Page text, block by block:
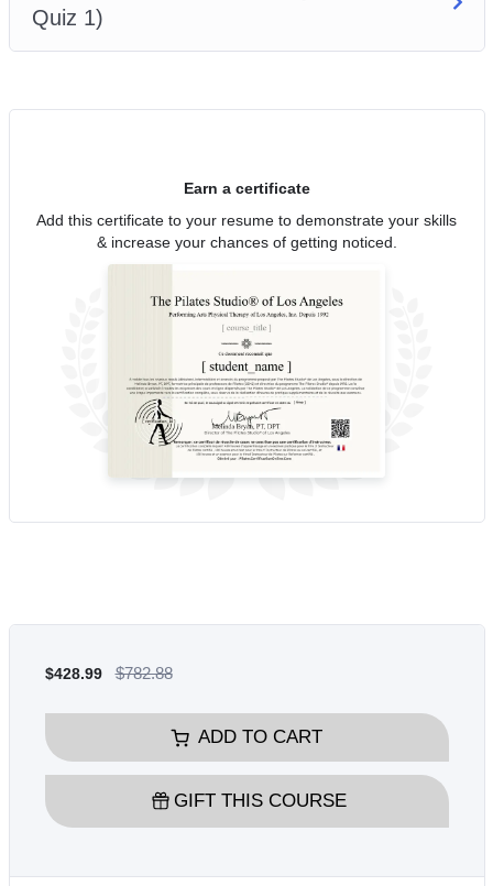
Quiz 1)
Earn a certificate
Add this certificate to your resume to demonstrate your skills
& increase your chances of getting noticed.
$428.99 $782.88
ADD TO CART
GIFT THIS COURSE